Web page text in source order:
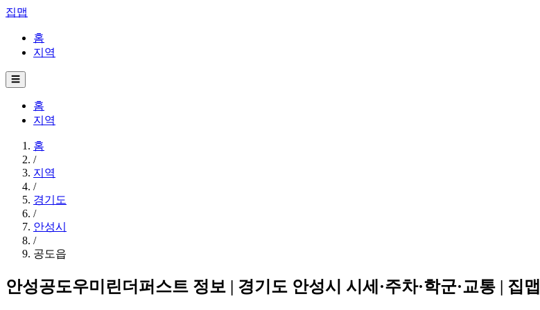
집맵
홈
지역
☰
홈
지역
홈
/
지역
/
경기도
/
안성시
/
공도읍
안성공도우미린더퍼스트 정보 | 경기도 안성시 시세·주차·학군·교통 | 집맵